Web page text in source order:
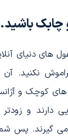
های دنیای
نکنید.
های کوچک و
دارند و
می گیرند. پس